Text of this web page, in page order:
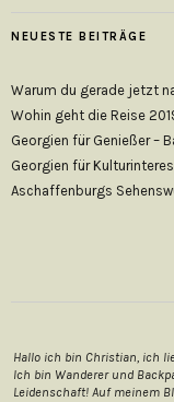
NEUESTE BEITRÄGE
Warum du gerade jetzt
Wohin geht die Reise
Georgien für Genießer –
Georgien für
Aschaffenburgs
Hallo ich bin Christian, ich
Ich bin Wanderer und
Leidenschaft! Auf meinem